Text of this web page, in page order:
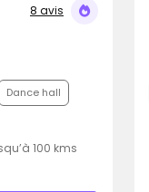
8 avis
Dance hall
100 kms